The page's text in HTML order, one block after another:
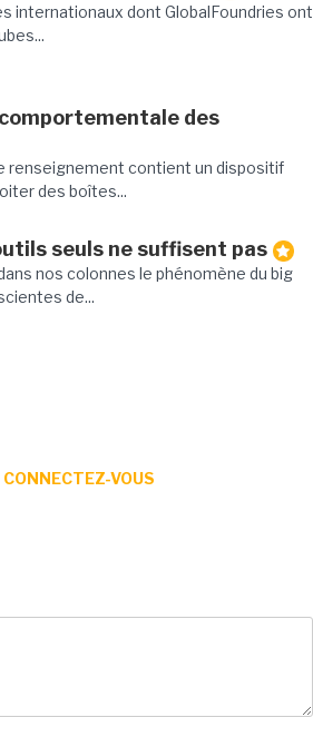
internationaux dont GlobalFoundries ont
des
renseignement contient un dispositif
des boîtes...
seuls ne suffisent pas
nos colonnes le phénomène du big
de...
CONNECTEZ-VOUS